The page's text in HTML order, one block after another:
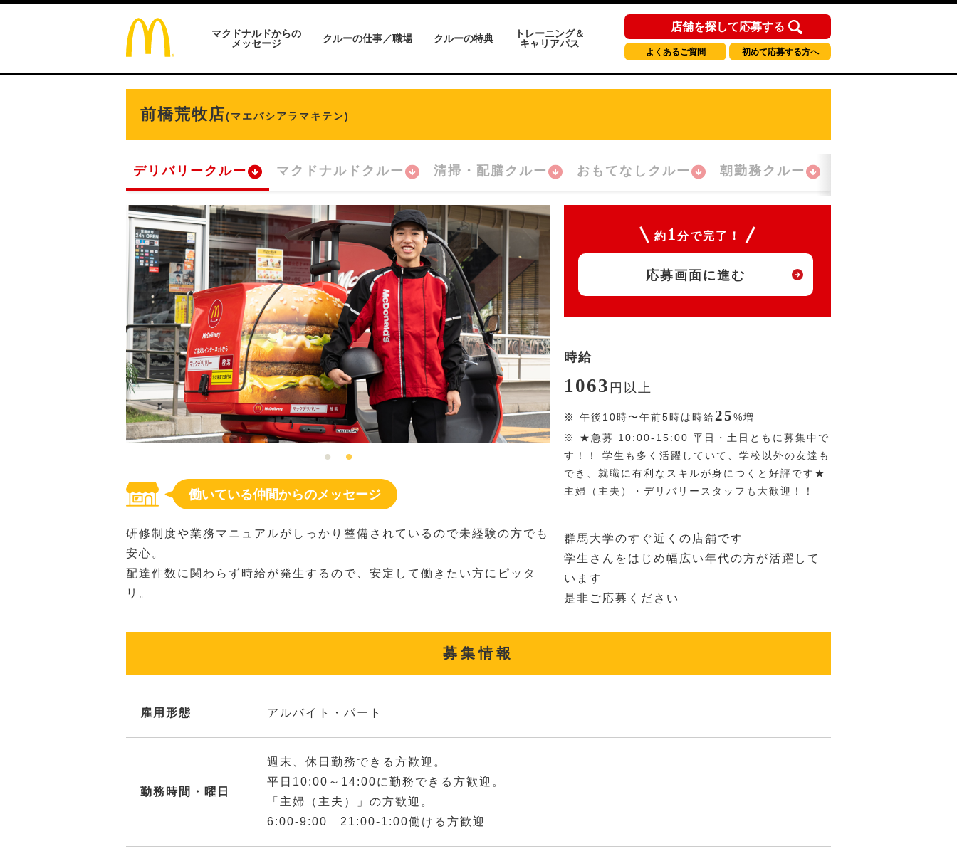
マクドナルドからの
メッセージ
クルーの仕事／職場 クルーの特典
トレーニング＆
キャリアパス
店舗を探して応募する
よくあるご質問 初めて応募する方へ
前橋荒牧店(マエバシアラマキテン)
デリバリークルー マクドナルドクルー 清掃・配膳クルー おもてなしクルー 朝勤務クルー
働いている仲間からのメッセージ
研修制度や業務マニュアルがしっかり整備されているので未経験の方でも
安心。
配達件数に関わらず時給が発生するので、安定して働きたい方にピッタ
リ。
約 1 分で完了！
応募画面に進む
時給
1063 円 以上
※ 午後10時〜午前5時は時給25%増
※ ★急募 10:00-15:00 平日・土日ともに募集中で
す！！ 学生も多く活躍していて、学校以外の友達も
でき、就職に有利なスキルが身につくと好評です★
主婦（主夫）・デリバリースタッフも大歓迎！！
群馬大学のすぐ近くの店舗です
学生さんをはじめ幅広い年代の方が活躍して
います
是非ご応募ください
募集情報
雇用形態 アルバイト・パート
勤務時間・曜日
週末、休日勤務できる方歓迎。
平日10:00～14:00に勤務できる方歓迎。
「主婦（主夫）」の方歓迎。
6:00-9:00 21:00-1:00働ける方歓迎